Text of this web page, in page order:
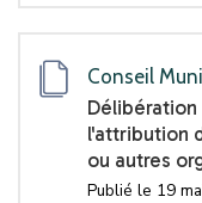
Conseil
Délibération
l'attribution
ou autres
Publié le 19